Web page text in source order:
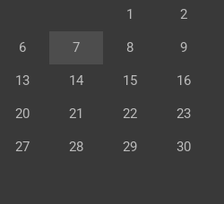
1 2
6 7 8 9
13 14 15 16
20 21 22 23
27 28 29 30